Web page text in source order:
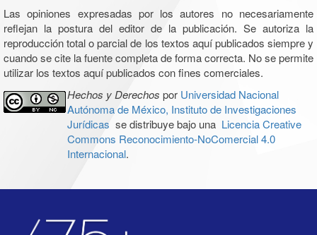
Las opiniones expresadas por los autores no necesariamente
reflejan la postura del editor de la publicación. Se autoriza la
reproducción total o parcial de los textos aquí publicados siempre y
cuando se cite la fuente completa de forma correcta. No se permite
utilizar los textos aquí publicados con fines comerciales.
Hechos y Derechos por Universidad Nacional
Autónoma de México, Instituto de Investigaciones
Jurídicas se distribuye bajo una Licencia Creative
Commons Reconocimiento-NoComercial 4.0
Internacional.